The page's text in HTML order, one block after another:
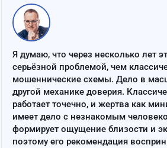
Я думаю, что через несколько лет
серьёзной проблемой, чем
мошеннические схемы. Дело в
другой механике доверия.
работает точечно, и жертва как
имеет дело с незнакомым
формирует ощущение близости и
поэтому его рекомендация